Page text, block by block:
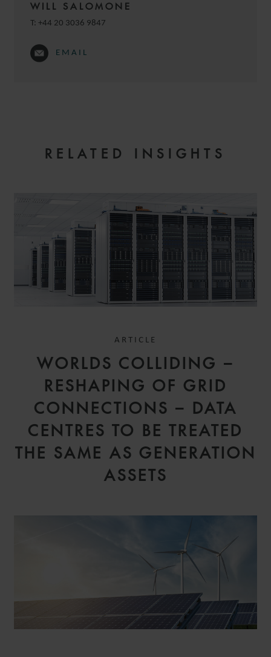
WILL SALOMONE
T: +44 20 3036 9847
EMAIL
RELATED INSIGHTS
ARTICLE
WORLDS COLLIDING –
RESHAPING OF GRID
CONNECTIONS – DATA
CENTRES TO BE TREATED
THE SAME AS GENERATION
ASSETS